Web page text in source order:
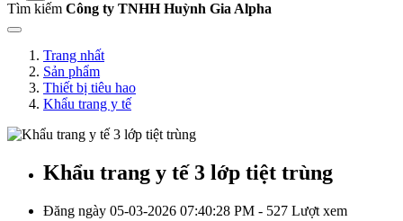
Tìm kiếm Công ty TNHH Huỳnh Gia Alpha
Trang nhất
Sản phẩm
Thiết bị tiêu hao
Khẩu trang y tế
Khẩu trang y tế 3 lớp tiệt trùng
Đăng ngày 05-03-2026 07:40:28 PM - 527 Lượt xem